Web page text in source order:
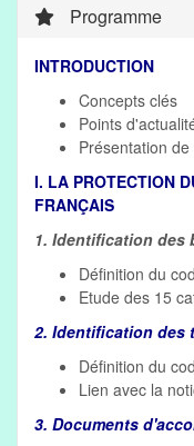
Programme
INTRODUCTION
Concepts clés
Points
Présentation
I. LA PROTECTION
FRANÇAIS
1. Identification des
Définition du
Etude des 15
2. Identification des
Définition du
Lien avec la
3. Documents